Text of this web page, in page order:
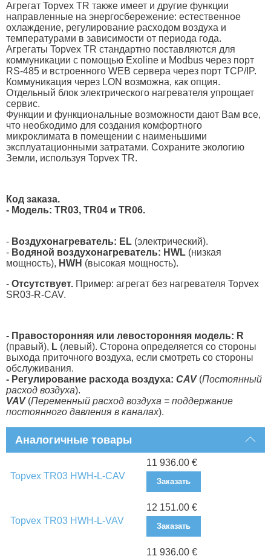
Агрегат Topvex TR также имеет и другие функции
направленные на энергосбережение: естественное
охлаждение, регулирование расходом воздуха и
температурами в зависимости от периода года.
Агрегаты Topvex TR стандартно поставляются для
коммуникации с помощью Exoline и Modbus через порт
RS-485 и встроенного WEB сервера через порт TCP/IP.
Коммуникация через LON возможна, как опция.
Отдельный блок электрического нагревателя упрощает
сервис.
Функции и функциональные возможности дают Вам все,
что необходимо для создания комфортного
микроклимата в помещении с наименьшими
эксплуатационными затратами. Сохраните экологию
Земли, используя Topvex TR.
Код заказа.
- Модель: TR03, TR04 и TR06.
- Воздухонагреватель: EL (электрический).
- Водяной воздухонагреватель: HWL (низкая
мощность), HWH (высокая мощность).
- Отсутствует. Пример: агрегат без нагревателя Topvex
SR03-R-CAV.
- Правосторонняя или левосторонняя модель: R
(правый), L (левый). Сторона определяется со стороны
выхода приточного воздуха, если смотреть со стороны
обслуживания.
- Регулирование расхода воздуха: CAV(Постоянный
расход воздуха).
VAV(Переменный расход воздуха = поддержание
постоянного давления в каналах).
Аналогичные товары
Topvex TR03 HWH-L-CAV
11 936.00 €
Заказать
Topvex TR03 HWH-L-VAV
12 151.00 €
Заказать
11 936.00 €